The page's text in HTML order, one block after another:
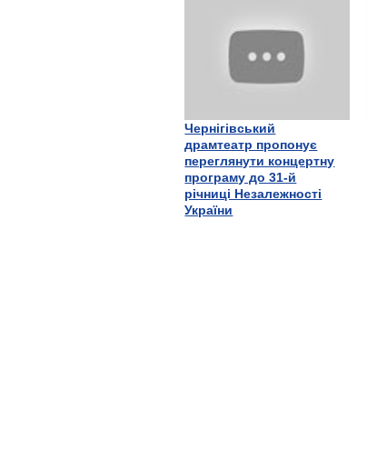
Чернігівський
драмтеатр пропонує
переглянути концертну
програму до 31-й
річниці Незалежності
України